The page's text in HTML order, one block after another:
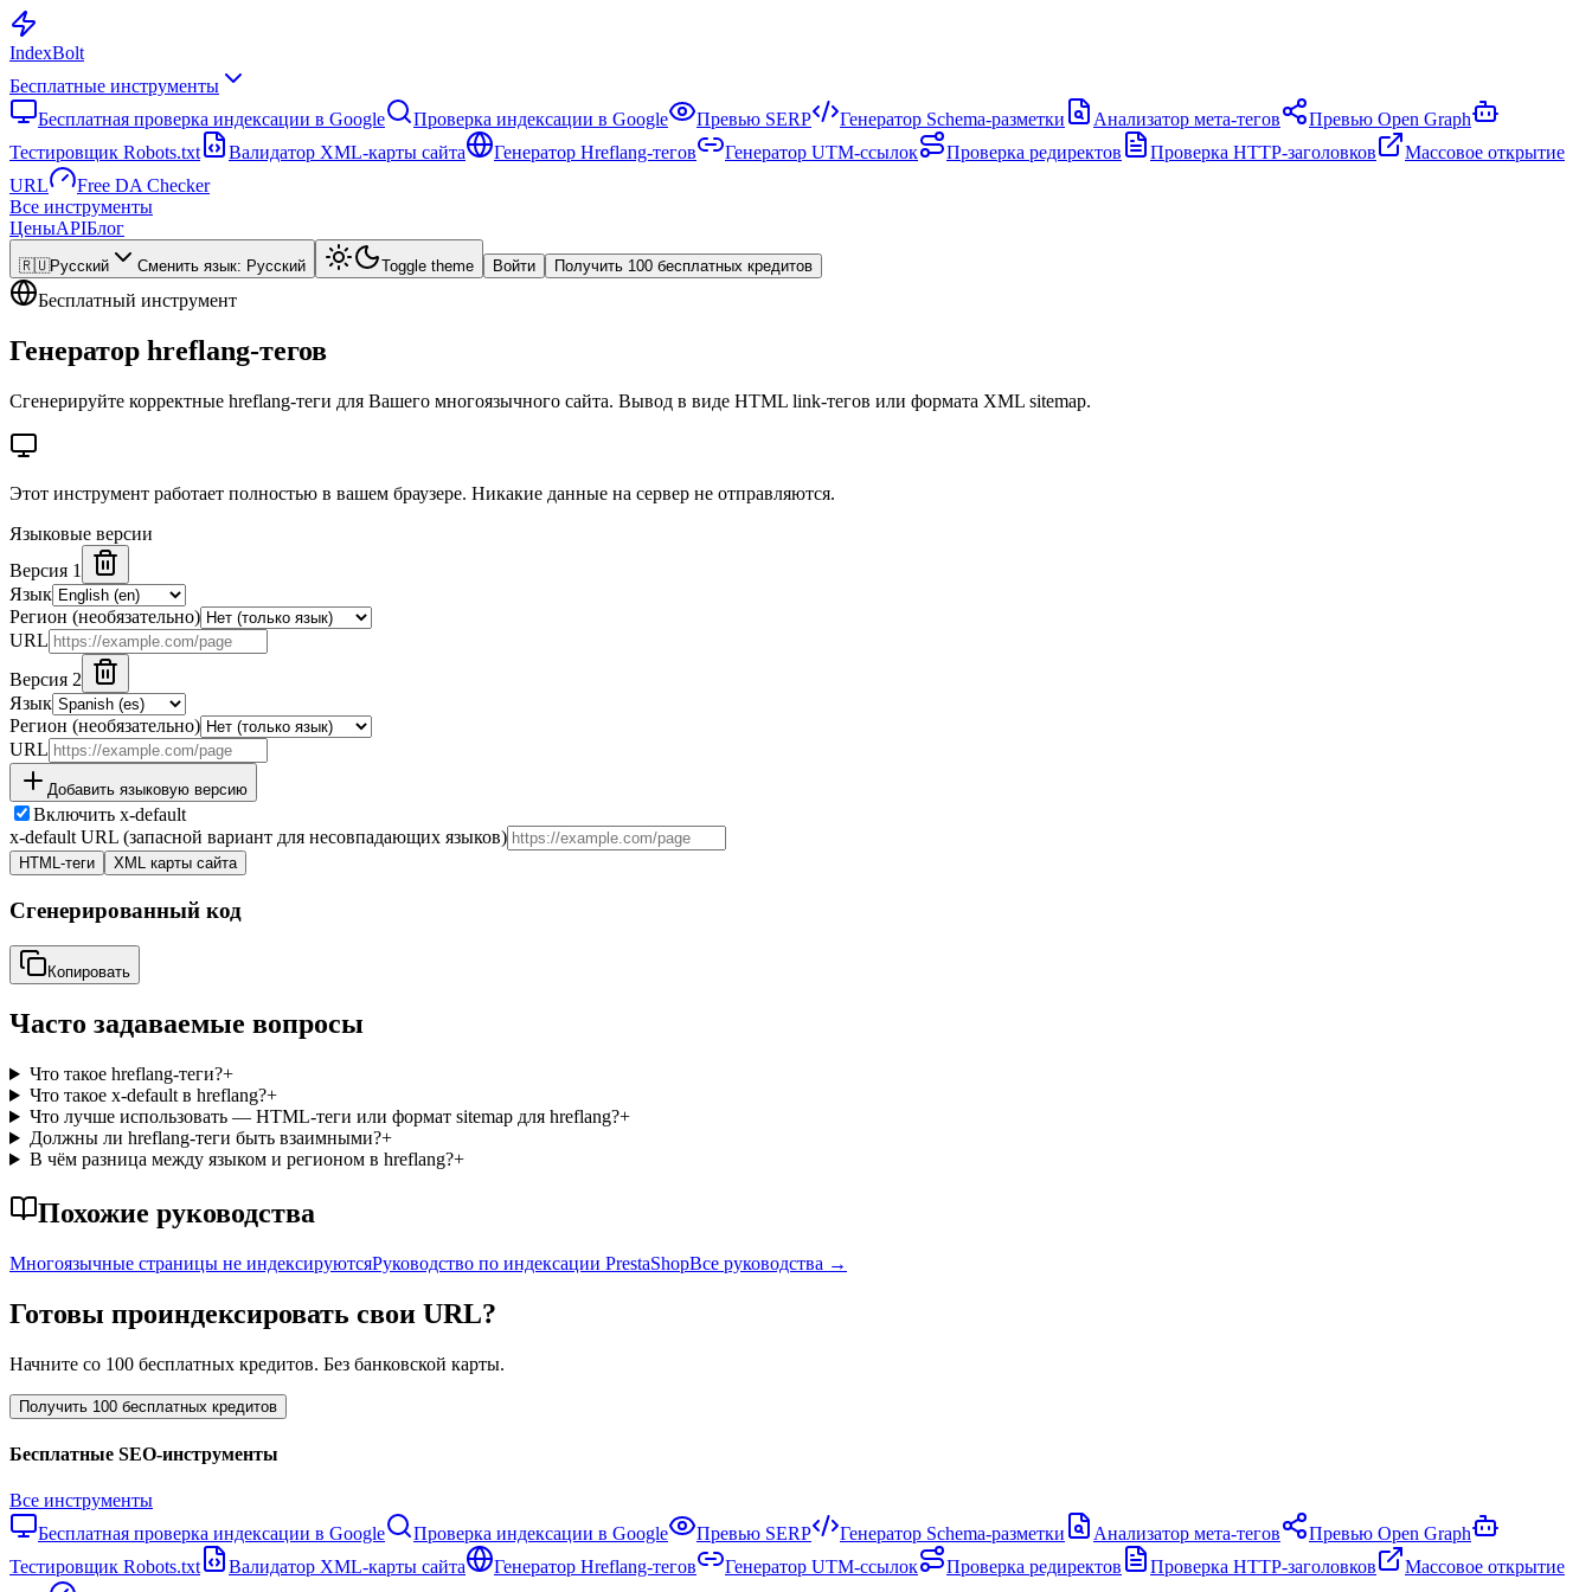
IndexBolt
Бесплатные инструменты
Бесплатная проверка индексации в Google
Проверка индексации в Google Превью SERP Генератор Schema-разметки Анализатор мета-тегов
Превью Open Graph
Тестировщик Robots.txt
Валидатор XML-карты сайта Генератор Hreflang-тегов Генератор UTM-ссылок Проверка редиректов Проверка HTTP-заголовков
Массовое открытие
URL
Free DA Checker
Все инструменты
ЦеныAPIБлог
🇷🇺Русский Сменить язык: Русский Toggle theme Войти Получить 100 бесплатных кредитов
Бесплатный инструмент
Генератор hreflang-тегов
Сгенерируйте корректные hreflang-теги для Вашего многоязычного сайта. Вывод в виде HTML link-тегов или формата XML sitemap.
Этот инструмент работает полностью в вашем браузере. Никакие данные на сервер не отправляются.
Языковые версии
Версия 1
Язык
Регион (необязательно)
URL
Версия 2
Язык
Регион (необязательно)
URL
Добавить языковую версию
Включить x-default
x-default URL (запасной вариант для несовпадающих языков)
HTML-теги XML карты сайта
Сгенерированный код
Копировать
Часто задаваемые вопросы
Что такое hreflang-теги?+
Что такое x-default в hreflang?+
Что лучше использовать — HTML-теги или формат sitemap для hreflang?+
Должны ли hreflang-теги быть взаимными?+
В чём разница между языком и регионом в hreflang?+
Похожие руководства
Многоязычные страницы не индексируютсяРуководство по индексации PrestaShopВсе руководства →
Готовы проиндексировать свои URL?
Начните со 100 бесплатных кредитов. Без банковской карты.
Получить 100 бесплатных кредитов
Бесплатные SEO-инструменты
Все инструменты
Бесплатная проверка индексации в Google
Проверка индексации в Google Превью SERP Генератор Schema-разметки Анализатор мета-тегов
Превью Open Graph
Тестировщик Robots.txt
Валидатор XML-карты сайта Генератор Hreflang-тегов Генератор UTM-ссылок Проверка редиректов Проверка HTTP-заголовков
Массовое открытие